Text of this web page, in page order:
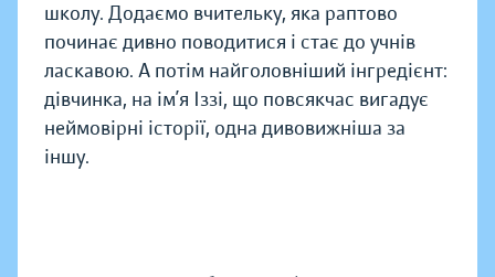
школу. Додаємо вчительку, яка раптово
починає дивно поводитися і стає до учнів
ласкавою. А потім найголовніший інгредієнт:
дівчинка, на ім’я Іззі, що повсякчас вигадує
неймовірні історії, одна дивовижніша за
іншу.